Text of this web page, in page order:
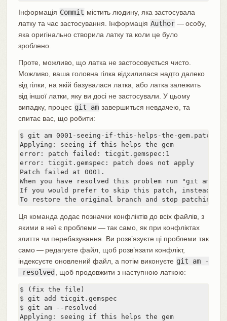
Інформація Commit містить людину, яка застосувала
латку та час застосування. Інформація Author — особу,
яка оригінально створила латку та коли це було
зроблено.
Проте, можливо, що латка не застосовується чисто.
Можливо, ваша головна гілка відхилилася надто далеко
від гілки, на якій базувалася латка, або латка залежить
від іншої латки, яку ви досі не застосували. У цьому
випадку, процес git am завершиться невдачею, та
спитає вас, що робити:
$ git am 0001-seeing-if-this-helps-the-gem.patch
Applying: seeing if this helps the gem
error: patch failed: ticgit.gemspec:1
error: ticgit.gemspec: patch does not apply
Patch failed at 0001.
When you have resolved this problem run "git am --
If you would prefer to skip this patch, instead
To restore the original branch and stop patching
Ця команда додає позначки конфліктів до всіх файлів, з
якими в неї є проблеми — так само, як при конфліктах
злиття чи перебазування. Ви розв’язуєте ці проблеми так
само — редагуєте файл, щоб розв’язати конфлікт,
індексуєте оновлений файл, а потім виконуєте git am -
-resolved
, щоб продовжити з наступною латкою:
$ (fix the file)
$ git add ticgit.gemspec
$ git am --resolved
Applying: seeing if this helps the gem